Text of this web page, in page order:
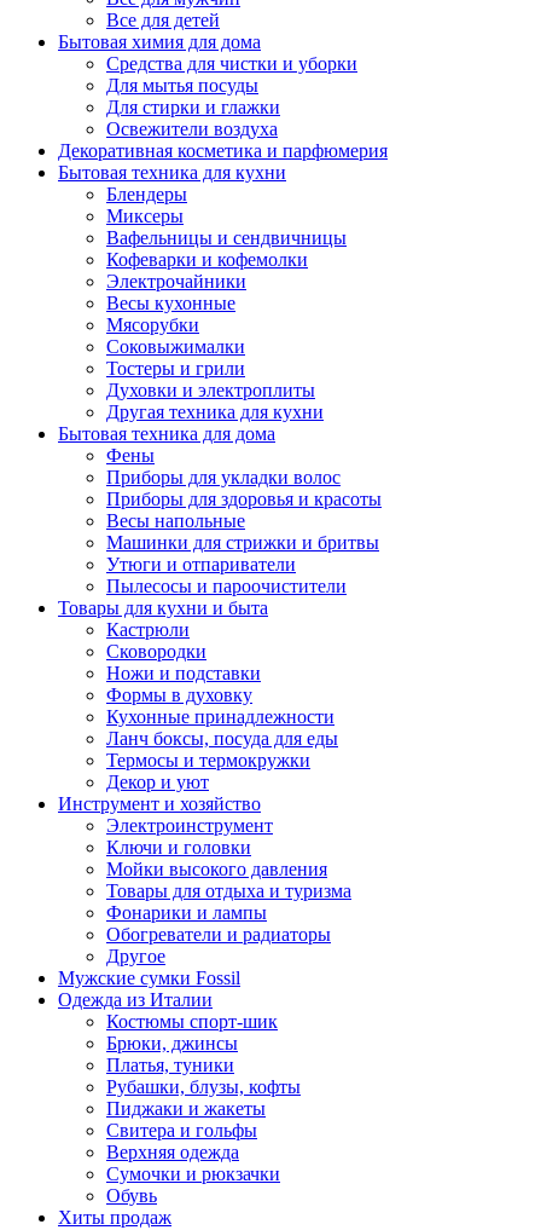
Все для детей
Бытовая химия для дома
Средства для чистки и уборки
Для мытья посуды
Для стирки и глажки
Освежители воздуха
Декоративная косметика и парфюмерия
Бытовая техника для кухни
Блендеры
Миксеры
Вафельницы и сендвичницы
Кофеварки и кофемолки
Электрочайники
Весы кухонные
Мясорубки
Соковыжималки
Тостеры и грили
Духовки и электроплиты
Другая техника для кухни
Бытовая техника для дома
Фены
Приборы для укладки волос
Приборы для здоровья и красоты
Весы напольные
Машинки для стрижки и бритвы
Утюги и отпариватели
Пылесосы и пароочистители
Товары для кухни и быта
Кастрюли
Сковородки
Ножи и подставки
Формы в духовку
Кухонные принадлежности
Ланч боксы, посуда для еды
Термосы и термокружки
Декор и уют
Инструмент и хозяйство
Электроинструмент
Ключи и головки
Мойки высокого давления
Товары для отдыха и туризма
Фонарики и лампы
Обогреватели и радиаторы
Другое
Мужские сумки Fossil
Одежда из Италии
Костюмы спорт-шик
Брюки, джинсы
Платья, туники
Рубашки, блузы, кофты
Пиджаки и жакеты
Свитера и гольфы
Верхняя одежда
Сумочки и рюкзачки
Обувь
Хиты продаж